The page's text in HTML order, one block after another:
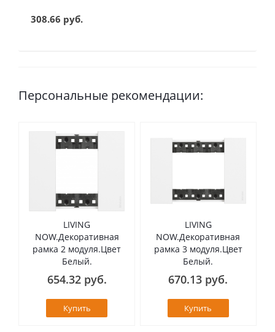
308.66 руб.
Персональные рекомендации:
LIVING
NOW.Декоративная
рамка 2 модуля.Цвет
Белый.
654.32 руб.
Купить
LIVING
NOW.Декоративная
рамка 3 модуля.Цвет
Белый.
670.13 руб.
Купить